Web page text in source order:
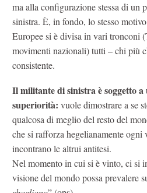
ma alla configurazione stessa di un
sinistra. È, in fondo, lo stesso
Europee si è divisa in vari tronconi
movimenti nazionali) tutti – chi più
consistente.
Il militante di sinistra è soggetto a
superiorità: vuole dimostrare a se
qualcosa di meglio del resto del
che si rafforza hegelianamente ogni
incontrano le altrui antitesi.
Nel momento in cui si è vinto, ci si
visione del mondo possa prevalere